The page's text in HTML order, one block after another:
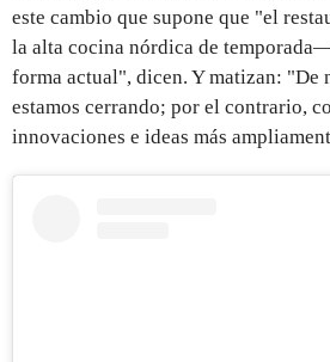
este cambio que supone que "el
la alta cocina nórdica de
forma actual", dicen. Y matizan: "De
estamos cerrando; por el contrario,
innovaciones e ideas más